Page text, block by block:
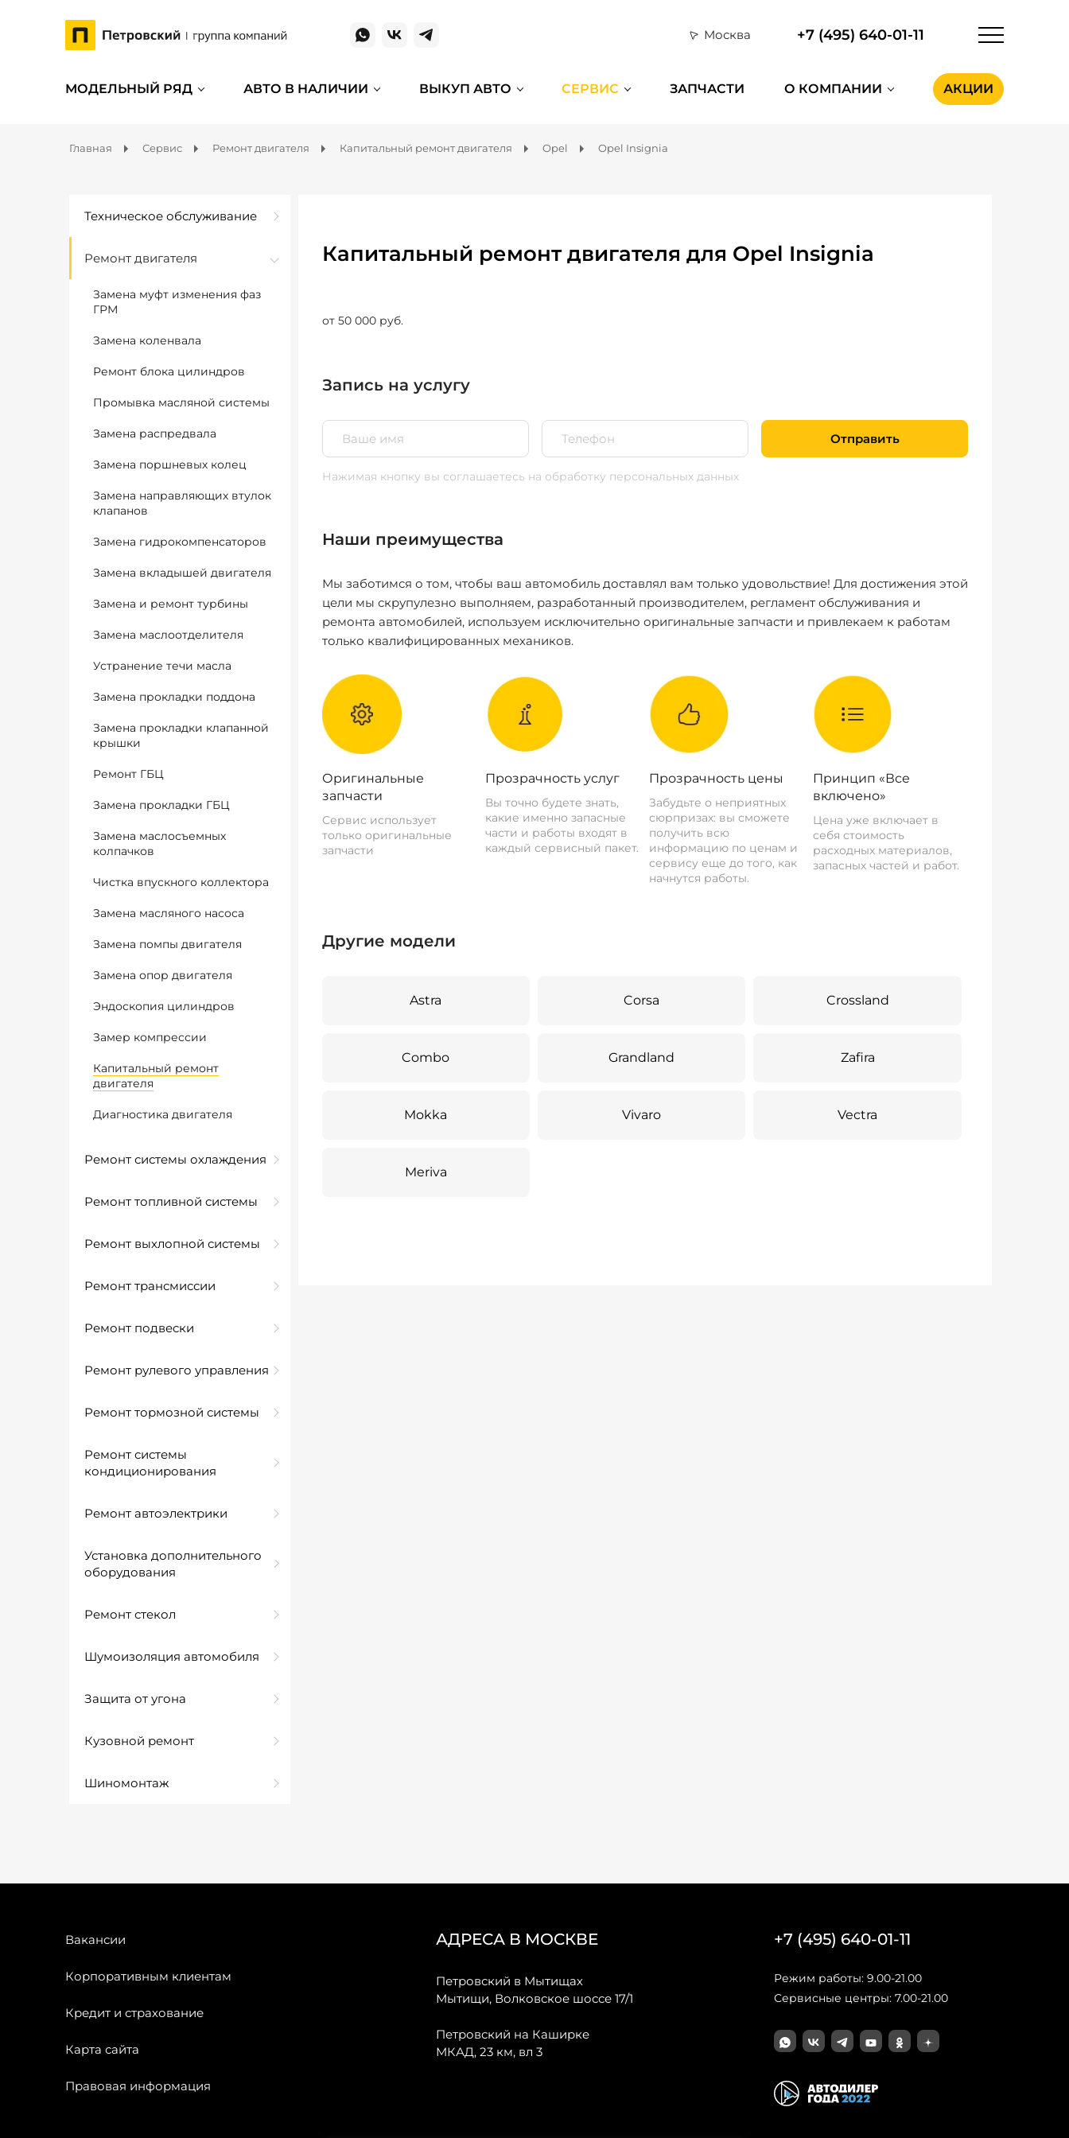
Москва +7 (495) 640-01-11
МОДЕЛЬНЫЙ РЯД АВТО В НАЛИЧИИ ВЫКУП АВТО СЕРВИС ЗАПЧАСТИ О КОМПАНИИ АКЦИИ
Главная Сервис Ремонт двигателя Капитальный ремонт двигателя Opel Opel Insignia
Техническое обслуживание
Ремонт двигателя
Замена муфт изменения фаз
ГРМ
Замена коленвала
Ремонт блока цилиндров
Промывка масляной системы
Замена распредвала
Замена поршневых колец
Замена направляющих втулок
клапанов
Замена гидрокомпенсаторов
Замена вкладышей двигателя
Замена и ремонт турбины
Замена маслоотделителя
Устранение течи масла
Замена прокладки поддона
Замена прокладки клапанной
крышки
Ремонт ГБЦ
Замена прокладки ГБЦ
Замена маслосъемных
колпачков
Чистка впускного коллектора
Замена масляного насоса
Замена помпы двигателя
Замена опор двигателя
Эндоскопия цилиндров
Замер компрессии
Капитальный ремонт
двигателя
Диагностика двигателя
Ремонт системы охлаждения
Ремонт топливной системы
Ремонт выхлопной системы
Ремонт трансмиссии
Ремонт подвески
Ремонт рулевого управления
Ремонт тормозной системы
Ремонт системы
кондиционирования
Ремонт автоэлектрики
Установка дополнительного
оборудования
Ремонт стекол
Шумоизоляция автомобиля
Защита от угона
Кузовной ремонт
Шиномонтаж
Капитальный ремонт двигателя для Opel Insignia
от 50 000 руб.
Запись на услугу
Отправить
Нажимая кнопку вы соглашаетесь на обработку персональных данных
Наши преимущества
Мы заботимся о том, чтобы ваш автомобиль доставлял вам только удовольствие! Для достижения этой
цели мы скрупулезно выполняем, разработанный производителем, регламент обслуживания и
ремонта автомобилей, используем исключительно оригинальные запчасти и привлекаем к работам
только квалифицированных механиков.
Оригинальные
запчасти
Сервис использует
только оригинальные
запчасти
Прозрачность услуг
Вы точно будете знать,
какие именно запасные
части и работы входят в
каждый сервисный пакет.
Прозрачность цены
Забудьте о неприятных
сюрпризах: вы сможете
получить всю
информацию по ценам и
сервису еще до того, как
начнутся работы.
Принцип «Все
включено»
Цена уже включает в
себя стоимость
расходных материалов,
запасных частей и работ.
Другие модели
Astra Corsa Crossland
Combo Grandland Zafira
Mokka Vivaro Vectra
Meriva
Вакансии
Корпоративным клиентам
Кредит и страхование
Карта сайта
Правовая информация
АДРЕСА В МОСКВЕ
Петровский в Мытищах
Мытищи, Волковское шоссе 17/1
Петровский на Каширке
МКАД, 23 км, вл 3
+7 (495) 640-01-11
Режим работы: 9.00-21.00
Сервисные центры: 7.00-21.00